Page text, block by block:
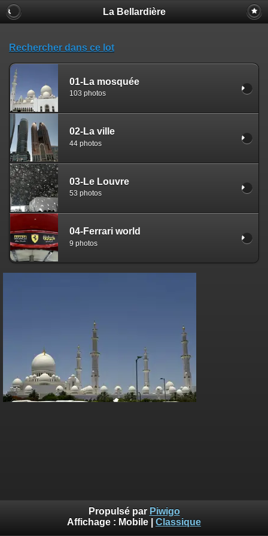
La Bellardière
Rechercher dans ce lot
01-La mosquée
103 photos
02-La ville
44 photos
03-Le Louvre
53 photos
04-Ferrari world
9 photos
Propulsé par Piwigo
Affichage : Mobile Classique